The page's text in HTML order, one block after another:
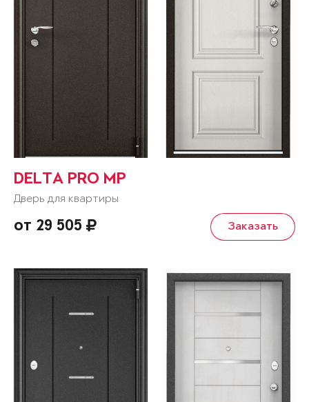
DELTA PRO MP
Дверь для квартиры
от 29 505 Заказать